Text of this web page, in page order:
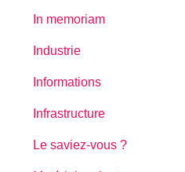
In memoriam
Industrie
Informations
Infrastructure
Le saviez-vous ?